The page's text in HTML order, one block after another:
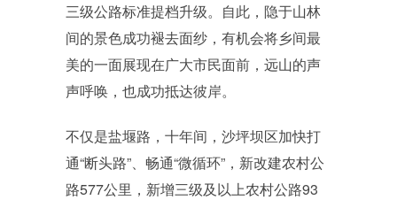
三级公路标准提档升级。自此，隐于山林
间的景色成功褪去面纱，有机会将乡间最
美的一面展现在广大市民面前，远山的声
声呼唤，也成功抵达彼岸。
不仅是盐堰路，十年间，沙坪坝区加快打
通“断头路”、畅通“微循环”，新改建农村公
路577公里，新增三级及以上农村公路93